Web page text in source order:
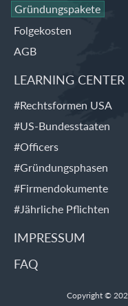
Gründungspakete
Folgekosten
AGB
LEARNING CENTER
#Rechtsformen USA
#US-Bundesstaaten
#Officers
#Gründungsphasen
#Firmendokumente
#Jährliche Pflichten
IMPRESSUM
FAQ
Copyright ©